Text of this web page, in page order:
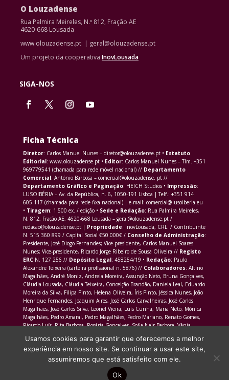
O Louzadense
Rua Palmira Meireles, N.º 812, Fração AE
4620-668 Lousada
www.olouzadense.pt | geral@olouzadense.pt
Um projeto da cooperativa InovLousada
SIGA-NOS
Ficha Técnica
Diretor: Carlos Manuel Nunes – diretor@olouzadense.pt • Estatuto
Editorial: www.olouzadense.pt • Editor: Carlos Manuel Nunes – Tlm. +351
969779541 (chamada para rede móvel nacional) // Departamento
Comercial: António Barbosa – comercial@olouzadense. pt //
Departamento Gráfico e Paginação: HEICH Studios • Impressão:
LUSOIBÉRIA – Av. da República, n. 6, 1050-191 Lisboa | Telf.: +351 914
605 117 (chamada para rede fixa nacional) | e-mail: comercial@lusoiberia.eu
• Tiragem: 1 500 ex. / edição • Sede e Redação: Rua Palmira Meireles,
N. 812, Fração AE, 4620-668 Lousada – geral@olouzadense.pt /
redacao@olouzadense.pt | Propriedade: InovLousada, CRL. / Contribuinte
N. 515 360 899 / Capital Social €50.000€ / Conselho de Administração:
Presidente, José Diogo Fernandes; Vice-presidente, Carlos Manuel Soares
Nunes; Vice-presidente, Ricardo Jorge Ribeiro de Sousa Oliveira // Registo
ERCN. 127 256 // Depósito Legal: 458254/19 • Redação: Paulo
Alexandre Teixeira (carteira profissional n. 5876) // Colaboradores: Altino
Magalhães, André Moniz, Andreia Moreira, Assunção Neto, Bruna Gonçalves,
Cláudia Lousada, Cláudia Teixeira, Conceição Brandão, Daniela Leal, Eduardo
Moreira da Silva, Filipa Pinto, Helena Oliveira, Íris Pinto, Jéssica Nunes, João
Henrique Fernandes, Joaquim Aires, José Carlos Carvalheiras, José Carlos
Magalhães, José Carlos Silva, Leonel Vieira, Luís Cunha, Maria Neto, Mónica
Magalhães, Pedro Amaral, Pedro Magalhães, Pedro Mariano, Renato Gomes,
Ricardo Luís, Rita Barbosa, Rosária Gonçalves, Sofia Nair Barbosa, Vânia
Site produzido porHEICH Studios
Usamos cookies para garantir que oferecemos a melhor
experiência em nosso site. Se continuar a usar este site,
assumiremos que está satisfeito com ele.
Ok